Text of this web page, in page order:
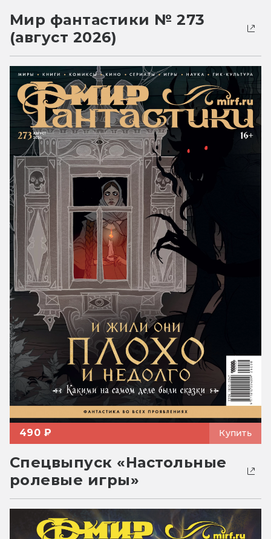
Мир фантастики № 273
(август 2026)
490 ₽ Купить
Спецвыпуск «Настольные
ролевые игры»